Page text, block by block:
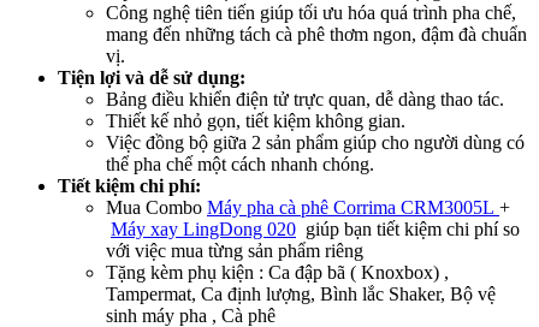
Công nghệ tiên tiến giúp tối ưu hóa quá trình pha chế,
mang đến những tách cà phê thơm ngon, đậm đà chuẩn
vị.
Tiện lợi và dễ sử dụng:
Bảng điều khiển điện tử trực quan, dễ dàng thao tác.
Thiết kế nhỏ gọn, tiết kiệm không gian.
Việc đồng bộ giữa 2 sản phẩm giúp cho người dùng có
thể pha chế một cách nhanh chóng.
Tiết kiệm chi phí:
Mua Combo Máy pha cà phê Corrima CRM3005L +
Máy xay LingDong 020 giúp bạn tiết kiệm chi phí so
với việc mua từng sản phẩm riêng
Tặng kèm phụ kiện : Ca đập bã ( Knoxbox) ,
Tampermat, Ca định lượng, Bình lắc Shaker, Bộ vệ
sinh máy pha , Cà phê